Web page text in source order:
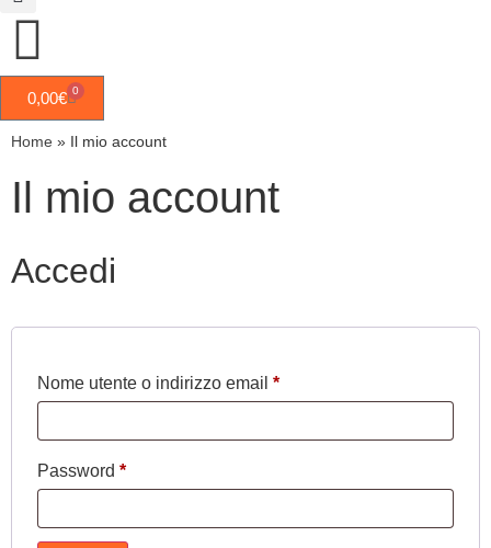
0,00€ 0
Home » Il mio account
Il mio account
Accedi
Nome utente o indirizzo email *
Password *